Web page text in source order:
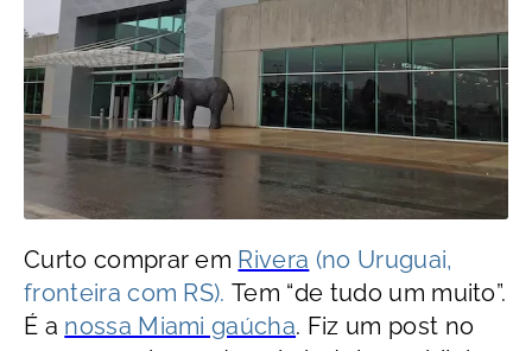
Curto comprar em Rivera (no Uruguai,
fronteira com RS). Tem “de tudo um muito”.
É a nossa Miami gaúcha. Fiz um post no